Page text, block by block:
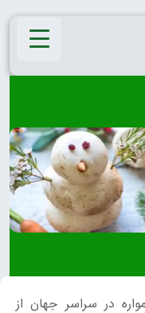
در سراسر جهان از